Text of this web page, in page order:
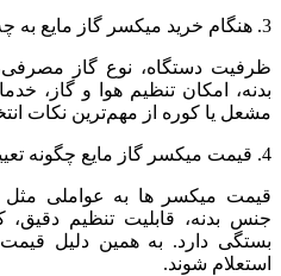
3. هنگام خرید میکسر گاز مایع به چه نکاتی باید توجه کرد؟
ظرفیت دستگاه، نوع گاز
بدنه، امکان تنظیم هوا و گاز،
مشعل یا کوره از مهم‌ترین نکات
4. قیمت میکسر گاز مایع چگونه تعیین می‌ شود؟
قیمت میکسر ها به عواملی مثل
جنس بدنه، قابلیت تنظیم دقیق،
بستگی دارد. به همین دلیل قیمت‌
استعلام شوند.